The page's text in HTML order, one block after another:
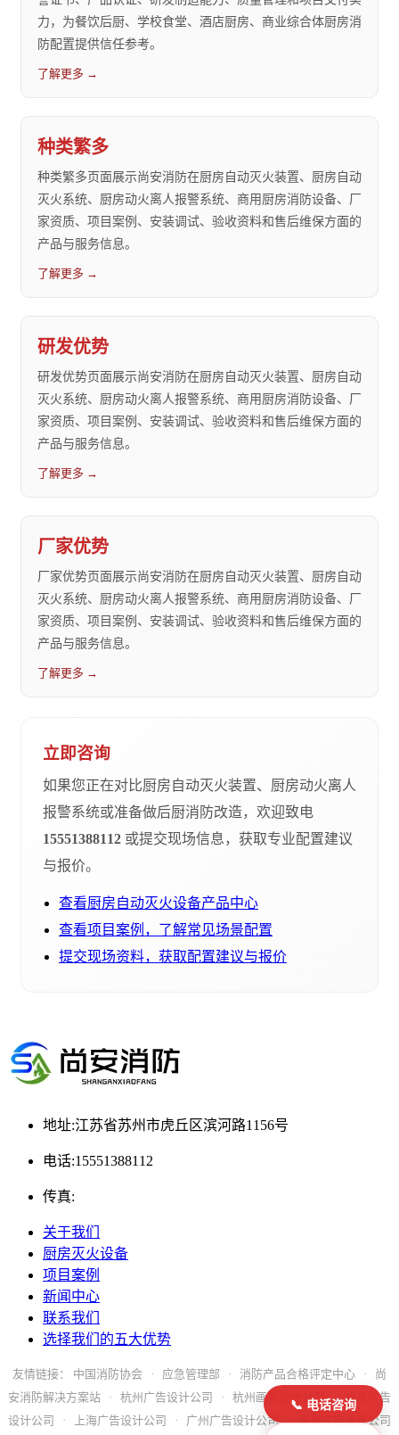
力，为餐饮后厨、学校食堂、酒店厨房、商业综合体厨房消
防配置提供信任参考。
了解更多 →
种类繁多
种类繁多页面展示尚安消防在厨房自动灭火装置、厨房自动
灭火系统、厨房动火离人报警系统、商用厨房消防设备、厂
家资质、项目案例、安装调试、验收资料和售后维保方面的
产品与服务信息。
了解更多 →
研发优势
研发优势页面展示尚安消防在厨房自动灭火装置、厨房自动
灭火系统、厨房动火离人报警系统、商用厨房消防设备、厂
家资质、项目案例、安装调试、验收资料和售后维保方面的
产品与服务信息。
了解更多 →
厂家优势
厂家优势页面展示尚安消防在厨房自动灭火装置、厨房自动
灭火系统、厨房动火离人报警系统、商用厨房消防设备、厂
家资质、项目案例、安装调试、验收资料和售后维保方面的
产品与服务信息。
了解更多 →
立即咨询
如果您正在对比厨房自动灭火装置、厨房动火离人
报警系统或准备做后厨消防改造，欢迎致电
15551388112 或提交现场信息，获取专业配置建议
与报价。
查看厨房自动灭火设备产品中心
查看项目案例，了解常见场景配置
提交现场资料，获取配置建议与报价
地址:江苏省苏州市虎丘区滨河路1156号
电话:15551388112
传真:
关于我们
厨房灭火设备
项目案例
新闻中心
联系我们
选择我们的五大优势
友情链接： 中国消防协会 · 应急管理部 · 消防产品合格评定中心 ·
尚
安消防解决方案站
· 杭州广告设计公司 · 杭州画册设计公司 ·
北京广告
设计公司
· 上海广告设计公司 · 广州广告设计公司 · 深圳广告设计公司
📞 电话咨询